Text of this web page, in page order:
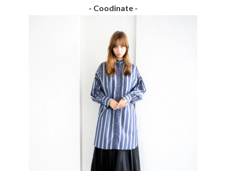
- Coodinate -